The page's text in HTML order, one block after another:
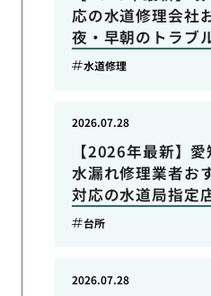
応の水道修理会社
夜・早朝のトラブ
水道修理
【2026年最新】
水漏れ修理業者お
対応の水道局指定
2026.07.28
台所
2026.07.28